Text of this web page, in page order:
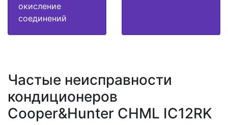
окисление
соединений
Частые неисправности
кондиционеров
Cooper&Hunter CHML IC12RK